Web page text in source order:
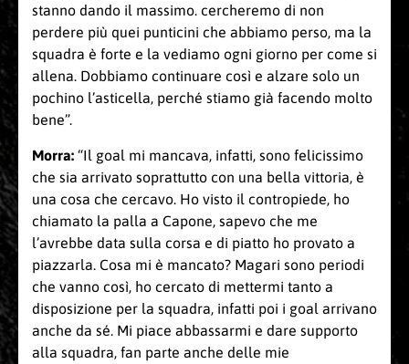
stanno dando il massimo. cercheremo di non
perdere più quei punticini che abbiamo perso, ma la
squadra è forte e la vediamo ogni giorno per come si
allena. Dobbiamo continuare così e alzare solo un
pochino l’asticella, perché stiamo già facendo molto
bene”.
Morra: “Il goal mi mancava, infatti, sono felicissimo
che sia arrivato soprattutto con una bella vittoria, è
una cosa che cercavo. Ho visto il contropiede, ho
chiamato la palla a Capone, sapevo che me
l’avrebbe data sulla corsa e di piatto ho provato a
piazzarla. Cosa mi è mancato? Magari sono periodi
che vanno così, ho cercato di mettermi tanto a
disposizione per la squadra, infatti poi i goal arrivano
anche da sé. Mi piace abbassarmi e dare supporto
alla squadra, fan parte anche delle mie